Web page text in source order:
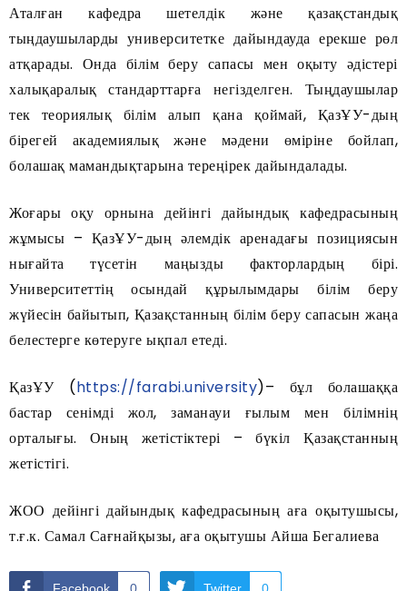
Аталған кафедра шетелдік және қазақстандық
тыңдаушыларды университетке дайындауда ерекше рөл
атқарады. Онда білім беру сапасы мен оқыту әдістері
халықаралық стандарттарға негізделген. Тыңдаушылар
тек теориялық білім алып қана қоймай, ҚазҰУ-дың
бірегей академиялық және мәдени өміріне бойлап,
болашақ мамандықтарына тереңірек дайындалады.
Жоғары оқу орнына дейінгі дайындық кафедрасының
жұмысы – ҚазҰУ-дың әлемдік аренадағы позициясын
нығайта түсетін маңызды факторлардың бірі.
Университеттің осындай құрылымдары білім беру
жүйесін байытып, Қазақстанның білім беру сапасын жаңа
белестерге көтеруге ықпал етеді.
ҚазҰУ (https://farabi.university)– бұл болашаққа
бастар сенімді жол, заманауи ғылым мен білімнің
орталығы. Оның жетістіктері – бүкіл Қазақстанның
жетістігі.
ЖОО дейінгі дайындық кафедрасының аға оқытушысы,
т.ғ.к. Самал Сағнайқызы, аға оқытушы Айша Бегалиева